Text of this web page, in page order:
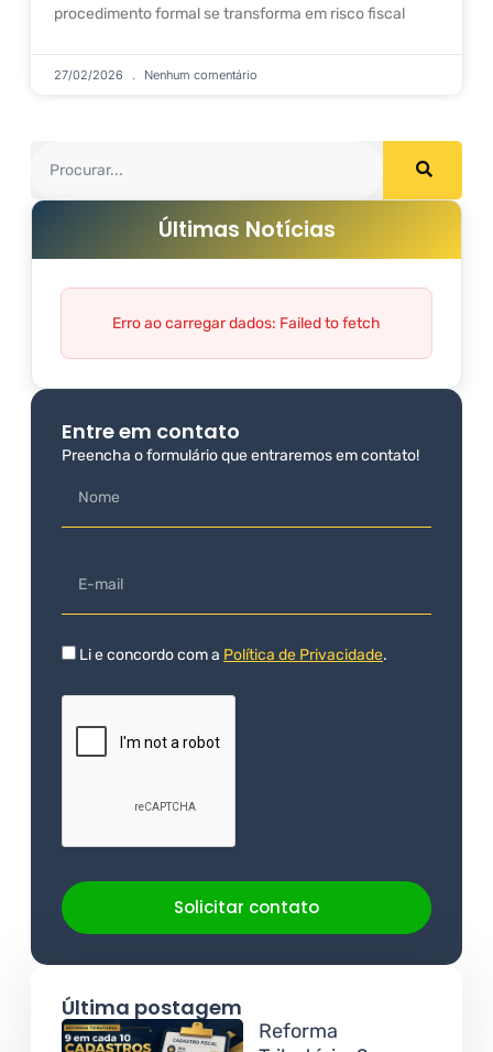
procedimento formal se transforma em risco fiscal
27/02/2026 Nenhum comentário
Últimas Notícias
Erro ao carregar dados: Failed to fetch
Entre em contato
Preencha o formulário que entraremos em contato!
Li e concordo com a Política de Privacidade.
Solicitar contato
Última postagem
Reforma